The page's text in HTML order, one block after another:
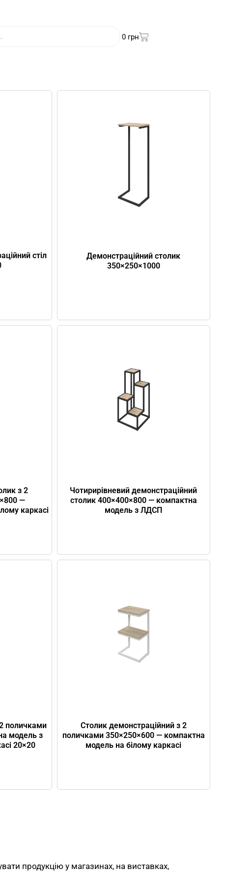
0 грн
стіл
Демонстраційний столик
350×250×1000
з 2
—
каркасі
Чотирирівневий демонстраційний
столик 400×400×800 — компактна
модель з ЛДСП
поличками
модель з
20×20
Столик демонстраційний з 2
поличками 350×250×600 — компактна
модель на білому каркасі
продукцію у магазинах, на виставках,